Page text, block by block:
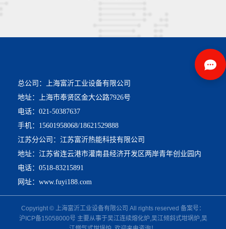
总公司：上海富沂工业设备有限公司
地址：上海市奉贤区金大公路7926号
电话：021-50387637
手机：15601958068/18621529888
江苏分公司：江苏富沂热能科技有限公司
地址：江苏省连云港市灌南县经济开发区两岸青年创业园内
电话：0518-83215891
网址：www.fuyi188.com
Copyright © 上海富沂工业设备有限公司 All rights reserved 备案号：
沪ICP备15058000号 主要从事于吴江连续熔化炉,吴江倾斜式坩埚炉,吴